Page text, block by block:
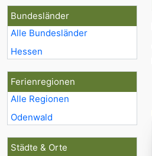
Bundesländer
Alle Bundesländer
Hessen
Ferienregionen
Alle Regionen
Odenwald
Städte & Orte